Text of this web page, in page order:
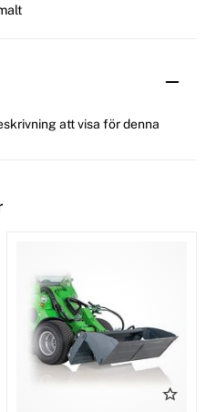
att visa för denna